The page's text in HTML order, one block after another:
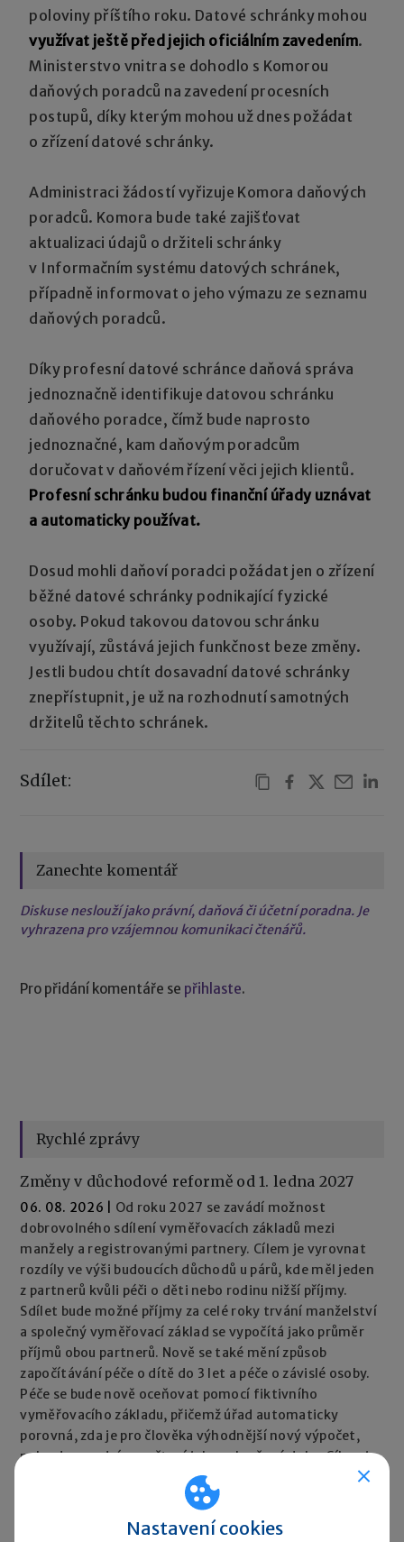
poloviny příštího roku. Datové schránky mohou
využívat ještě před jejich oficiálním zavedením.
Ministerstvo vnitra se dohodlo s Komorou
daňových poradců na zavedení procesních
postupů, díky kterým mohou už dnes požádat
o zřízení datové schránky.
Administraci žádostí vyřizuje Komora daňových
poradců. Komora bude také zajišťovat
aktualizaci údajů o držiteli schránky
v Informačním systému datových schránek,
případně informovat o jeho výmazu ze seznamu
daňových poradců.
Díky profesní datové schránce daňová správa
jednoznačně identifikuje datovou schránku
daňového poradce, čímž bude naprosto
jednoznačné, kam daňovým poradcům
doručovat v daňovém řízení věci jejich klientů.
Profesní schránku budou finanční úřady uznávat
a automaticky používat.
Dosud mohli daňoví poradci požádat jen o zřízení
běžné datové schránky podnikající fyzické
osoby. Pokud takovou datovou schránku
využívají, zůstává jejich funkčnost beze změny.
Jestli budou chtít dosavadní datové schránky
znepřístupnit, je už na rozhodnutí samotných
držitelů těchto schránek.
Sdílet:
Zanechte komentář
Diskuse neslouží jako právní, daňová či účetní poradna. Je
vyhrazena pro vzájemnou komunikaci čtenářů.
Pro přidání komentáře se přihlaste.
Rychlé zprávy
Změny v důchodové reformě od 1. ledna 2027
06. 08. 2026
Od roku 2027 se zavádí možnost
dobrovolného sdílení vyměřovacích základů mezi
manžely a registrovanými partnery. Cílem je vyrovnat
rozdíly ve výši budoucích důchodů u párů, kde měl jeden
z partnerů kvůli péči o děti nebo rodinu nižší příjmy.
Sdílet bude možné příjmy za celé roky trvání manželství
a společný vyměřovací základ se vypočítá jako průměr
příjmů obou partnerů. Nově se také mění způsob
započítávání péče o dítě do 3 let a péče o závislé osoby.
Péče se bude nově oceňovat pomocí fiktivního
vyměřovacího základu, přičemž úřad automaticky
porovná, zda je pro člověka výhodnější nový výpočet,
nebo dosavadní započtení jako vyloučené doby. Cílem je,
aby péče neměla negativní dopad na výši důchodu.
Nastavení cookies